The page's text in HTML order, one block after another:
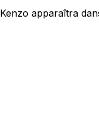
apparaîtra